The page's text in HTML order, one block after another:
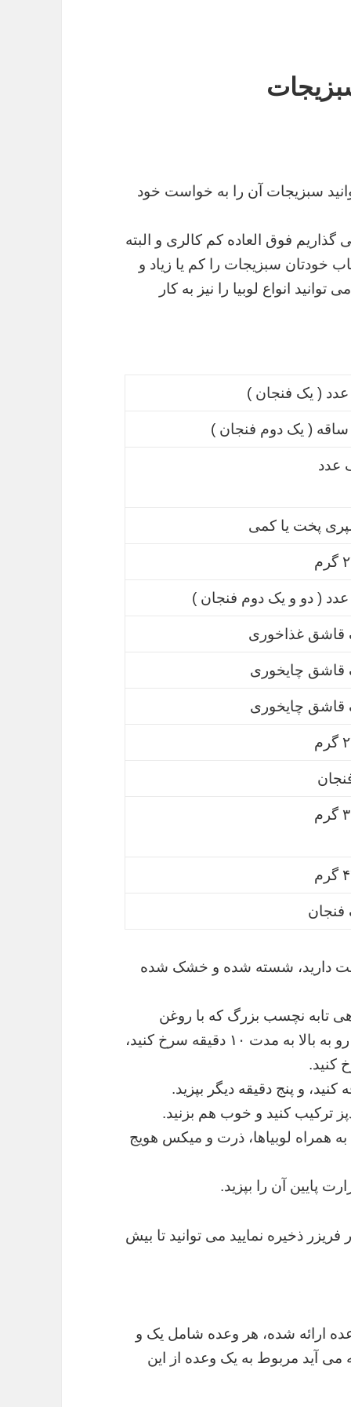
سبزیجات آن را به خواست خود
فوق العاده کم کالری و البته
خودتان سبزیجات را کم یا زیاد و
انواع لوبیا را نیز به کار
عدد ( یک فنجان )
ساقه ( یک دوم فنجان )
عدد
پخت یا کمی
عدد ( دو و یک دوم فنجان )
قاشق غذاخوری
قاشق چایخوری
قاشق چایخوری
فنجان
دارید، شسته شده و خشک شده
تابه نچسب بزرگ که با روغن
گیاهی چرب شده است روی حرارت متوسط رو به بالا به مدت ۱۰ دقیقه سرخ کنید،
و پنج دقیقه دیگر بپزید.
ترکیب کنید و خوب هم بزنید.
همراه لوبیاها، ذرت و میکس هویج
ذخیره نمایید می توانید تا بیش
شده در این دستور پخت برای ۱۵ وعده ارائه شده، هر وعده شامل یک و
می آید مربوط به یک وعده از این